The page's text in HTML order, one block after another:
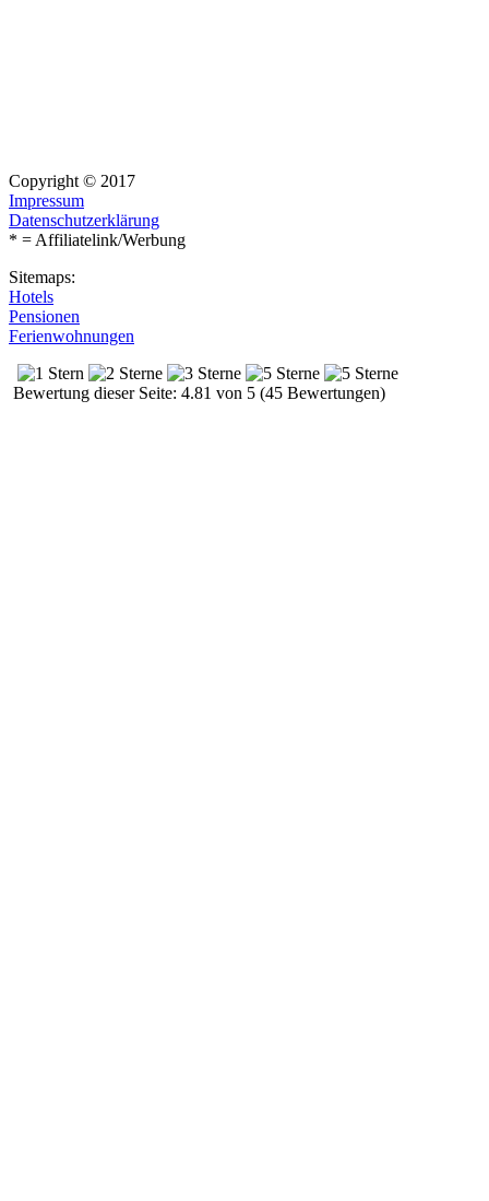
Copyright © 2017
Impressum
Datenschutzerklärung
* = Affiliatelink/Werbung
Sitemaps:
Hotels
Pensionen
Ferienwohnungen
Bewertung dieser Seite: 4.81 von 5 (45 Bewertungen)